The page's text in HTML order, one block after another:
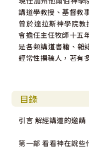
講道學教授、基督教
曾於達拉斯神學院
會擔任主任牧師十五
是各類講道書籍、
經常性撰稿人，著有
目錄
引言 解經講道的邀請
第一部 看看神在說